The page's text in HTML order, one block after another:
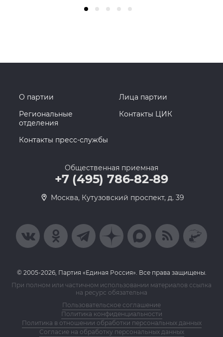
О партии
Лица партии
Региональные
отделения
Контакты ЦИК
Контакты пресс-службы
Общественная приемная
+7 (495) 786-82-89
Москва, Кутузовский проспект, д. 39
© 2005-2026, Партия «Единая Россия». Все права защищены.
При полном или частичном использовании материалов ссылка
на ресурс обязательна
Пользовательское соглашение
Политика конфиденциальности
Политика в отношении обработки персональных данных
Согласие на обработку персональных данных